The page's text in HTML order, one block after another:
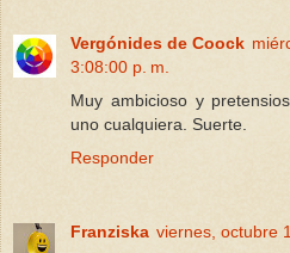
Vergónides de Coock
3:08:00 p. m.
Muy ambicioso y
uno cualquiera. Suerte.
Responder
Franziska viernes, octubre